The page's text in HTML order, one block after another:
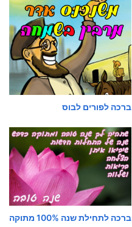
ברכה לפורים לבוס
ברכה לתחילת שנה 100% מתוקה